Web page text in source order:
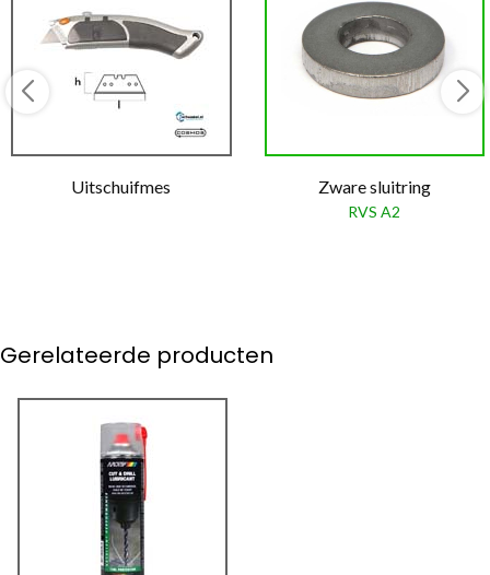
Uitschuifmes Zware sluitring
RVS A2
Gerelateerde producten